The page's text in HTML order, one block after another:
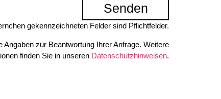
Senden
gekennzeichneten Felder sind Pflichtfelder.
Angaben zur Beantwortung Ihrer Anfrage. Weitere
finden Sie in unseren Datenschutzhinweisen.